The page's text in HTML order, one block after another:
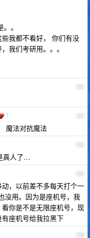
。
我都不看好， 你们有没
我们考研用。。。
10
11
1
魔法对抗魔法
12
真人了…
13
，以前差不多每天打个一
没用。因为是座机号，我
你是不是无限座机号，现
座机号给我拉黑下
14